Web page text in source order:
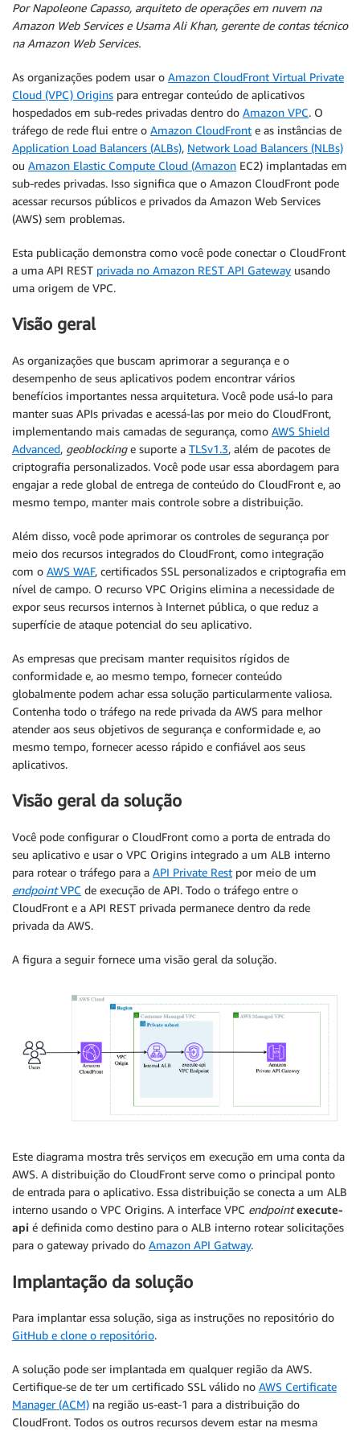
Por Napoleone Capasso, arquiteto de operações em nuvem na
Amazon Web Services e Usama Ali Khan, gerente de contas técnico
na Amazon Web Services.
As organizações podem usar o Amazon CloudFront Virtual Private
Cloud (VPC) Origins para entregar conteúdo de aplicativos
hospedados em sub-redes privadas dentro do Amazon VPC. O
tráfego de rede flui entre o Amazon CloudFront e as instâncias de
Application Load Balancers (ALBs), Network Load Balancers (NLBs)
ou Amazon Elastic Compute Cloud (Amazon EC2) implantadas em
sub-redes privadas. Isso significa que o Amazon CloudFront pode
acessar recursos públicos e privados da Amazon Web Services
(AWS) sem problemas.
Esta publicação demonstra como você pode conectar o CloudFront
a uma API REST privada no Amazon REST API Gateway usando
uma origem de VPC.
Visão geral
As organizações que buscam aprimorar a segurança e o
desempenho de seus aplicativos podem encontrar vários
benefícios importantes nessa arquitetura. Você pode usá-lo para
manter suas APIs privadas e acessá-las por meio do CloudFront,
implementando mais camadas de segurança, como AWS Shield
Advanced, geoblockinge suporte a TLSv1.3, além de pacotes de
criptografia personalizados. Você pode usar essa abordagem para
engajar a rede global de entrega de conteúdo do CloudFront e, ao
mesmo tempo, manter mais controle sobre a distribuição.
Além disso, você pode aprimorar os controles de segurança por
meio dos recursos integrados do CloudFront, como integração
com o AWS WAF, certificados SSL personalizados e criptografia em
nível de campo. O recurso VPC Origins elimina a necessidade de
expor seus recursos internos à Internet pública, o que reduz a
superfície de ataque potencial do seu aplicativo.
As empresas que precisam manter requisitos rígidos de
conformidade e, ao mesmo tempo, fornecer conteúdo
globalmente podem achar essa solução particularmente valiosa.
Contenha todo o tráfego na rede privada da AWS para melhor
atender aos seus objetivos de segurança e conformidade e, ao
mesmo tempo, fornecer acesso rápido e confiável aos seus
aplicativos.
Visão geral da solução
Você pode configurar o CloudFront como a porta de entrada do
seu aplicativo e usar o VPC Origins integrado a um ALB interno
para rotear o tráfego para a API Private Rest por meio de um
endpointVPC de execução de API. Todo o tráfego entre o
CloudFront e a API REST privada permanece dentro da rede
privada da AWS.
A figura a seguir fornece uma visão geral da solução.
Este diagrama mostra três serviços em execução em uma conta da
AWS. A distribuição do CloudFront serve como o principal ponto
de entrada para o aplicativo. Essa distribuição se conecta a um ALB
interno usando o VPC Origins. A interface VPC endpoint execute-
api é definida como destino para o ALB interno rotear solicitações
para o gateway privado do Amazon API Gatway.
Implantação da solução
Para implantar essa solução, siga as instruções no repositório do
GitHub e clone o repositório.
A solução pode ser implantada em qualquer região da AWS.
Certifique-se de ter um certificado SSL válido no AWS Certificate
Manager (ACM) na região us-east-1 para a distribuição do
CloudFront. Todos os outros recursos devem estar na mesma